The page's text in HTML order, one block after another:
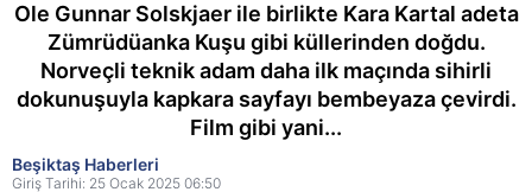
Ole Gunnar Solskjaer ile birlikte Kara Kartal adeta
Zümrüdüanka Kuşu gibi küllerinden doğdu.
Norveçli teknik adam daha ilk maçında sihirli
dokunuşuyla kapkara sayfayı bembeyaza çevirdi.
Film gibi yani...
Beşiktaş Haberleri
Giriş Tarihi: 25 Ocak 2025 06:50